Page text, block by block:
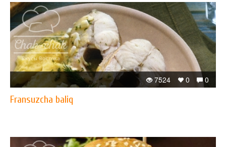
0
0
7524
Fransuzcha baliq